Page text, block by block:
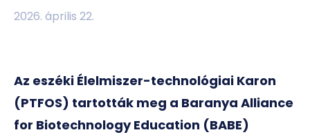
2026. április 22.
Az eszéki Élelmiszer-technológiai Karon
(PTFOS) tartották meg a Baranya Alliance
for Biotechnology Education (BABE)